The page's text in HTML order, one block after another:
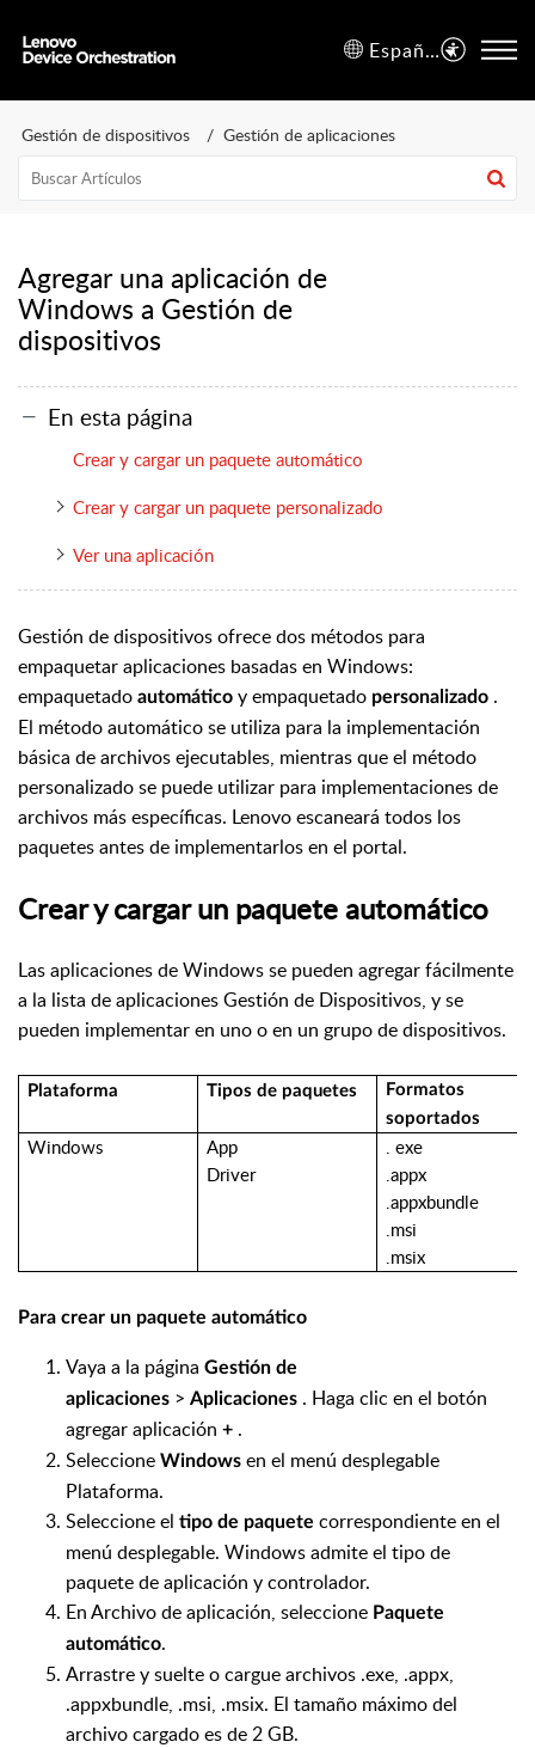
Español (España)
Gestión de dispositivos Gestión de aplicaciones
Agregar una aplicación de
Windows a Gestión de
dispositivos
En esta página
Crear y cargar un paquete automático
Crear y cargar un paquete personalizado
Ver una aplicación
Gestión de dispositivos ofrece dos métodos para
empaquetar aplicaciones basadas en Windows:
empaquetado automático y empaquetado personalizado .
El método automático se utiliza para la implementación
básica de archivos ejecutables, mientras que el método
personalizado se puede utilizar para implementaciones de
archivos más específicas. Lenovo escaneará todos los
paquetes antes de implementarlos en el portal.
Crear y cargar un paquete automático
Las aplicaciones de Windows se pueden agregar fácilmente
a la lista de aplicaciones Gestión de Dispositivos, y se
pueden implementar en uno o en un grupo de dispositivos.
Plataforma Tipos de paquetes
Formatos
soportados
Windows
App
Driver
exe
.appx
.appxbundle
msi
msix
Para crear un paquete automático
Vaya a la página Gestión de
aplicaciones > Aplicaciones . Haga clic en el botón
agregar aplicación + .
Seleccione Windows en el menú desplegable
Plataforma.
Seleccione el tipo de paquete correspondiente en el
menú desplegable. Windows admite el tipo de
paquete de aplicación y controlador.
En Archivo de aplicación, seleccione Paquete
automático.
Arrastre y suelte o cargue archivos .exe, .appx,
.appxbundle, .msi, .msix. El tamaño máximo del
archivo cargado es de 2 GB.